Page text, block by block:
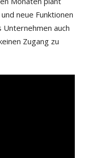
neue Funktionen
auch
Zugang zu